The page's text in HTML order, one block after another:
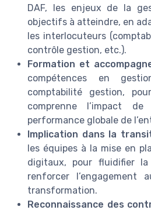
DAF, les enjeux de la
objectifs à atteindre, en
les interlocuteurs
contrôle gestion, etc.).
Formation et
compétences en
comptabilité gestion,
comprenne l’impact
performance globale de
Implication dans la
les équipes à la mise en
digitaux, pour fluidifier
renforcer l’engagement
transformation.
Reconnaissance des